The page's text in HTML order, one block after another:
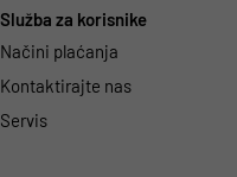
Služba za korisnike
Načini plaćanja
Kontaktirajte nas
Servis